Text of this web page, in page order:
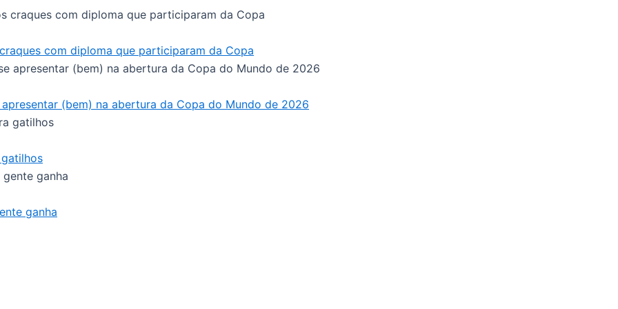
com diploma que participaram da Copa
(bem) na abertura da Copa do Mundo de 2026
ganha